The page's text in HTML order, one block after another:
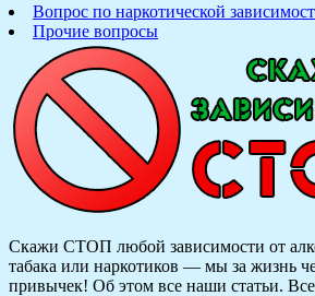
Вопрос по наркотической
Прочие вопросы
Скажи СТОП любой зависимости от
табака или наркотиков — мы за жизнь
привычек! Об этом все наши статьи.